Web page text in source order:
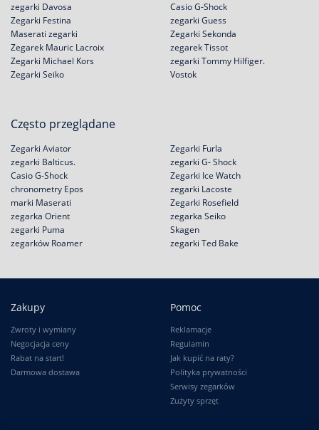
zegarki Davosa
Zegarki Festina
Casio G-Shock
zegarki Guess
Maserati zegarki
Zegarek Mauric Lacroix
Zegarki Michael Kors
Zegarki Seiko
Zegarki Sekonda
zegarek Tissot
zegarki Tommy Hilfiger.
Vostok
Często przeglądane
Zegarki Aviator
zegarki Balticus.
Casio G-Shock
chronometry Epos
Zegarki Furla
zegarki G- Shock
Zegarki Ice Watch
zegarki Lacoste
marki Maserati
zegarka Orient
zegarki Puma
zegarków Roamer
Zegarki Rosefield
zegarka Seiko
Skagen
zegarki Ted Bake
Zakupy
Zwroty i wymiany
Negocjacja ceny
Rabat na start!
Darmowa dostawa
Pomoc
Reklamacje
Regulamin
Jak kupić na raty?
Polityka prywatności
Serwisy zegarków
Zużyty sprzęt